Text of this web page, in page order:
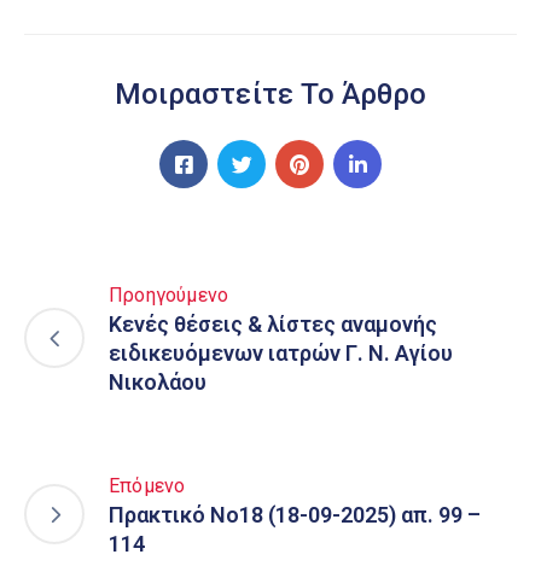
Μοιραστείτε Το Άρθρο
Προηγούμενο
Κενές θέσεις & λίστες αναμονής
ειδικευόμενων ιατρών Γ. Ν. Αγίου
Νικολάου
Επόμενο
Πρακτικό Νο18 (18-09-2025) απ. 99 –
114